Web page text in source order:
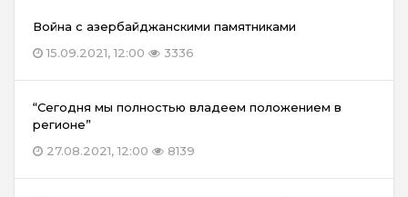
Война с азербайджанскими памятниками
15.09.2021, 12:00
3336
“Сегодня мы полностью владеем положением в
регионе”
27.08.2021, 12:00
8139